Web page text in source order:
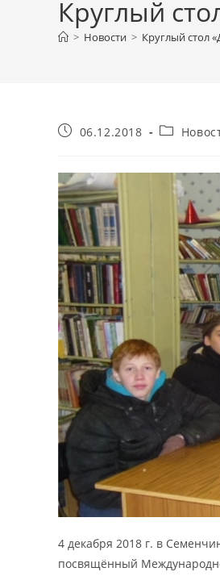
Круглый
> Новости > Круглый стол
Запись06.12.2018
Рубрика
4 декабря 2018 г. в
посвящённый